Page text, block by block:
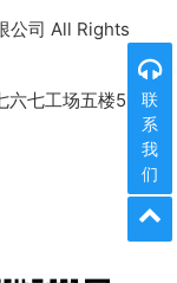
公司 All Rights
六七工场五楼518联
系
我
们